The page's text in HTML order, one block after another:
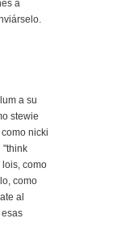
a
a su
stewie
nicki
"think
lois, como
como
al